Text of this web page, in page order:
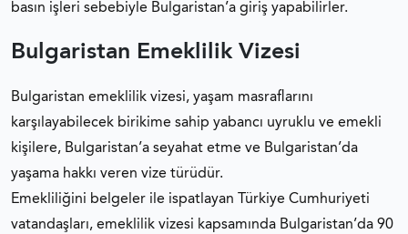
basın işleri sebebiyle Bulgaristan’a giriş yapabilirler.
Bulgaristan Emeklilik Vizesi
Bulgaristan emeklilik vizesi, yaşam masraflarını
karşılayabilecek birikime sahip yabancı uyruklu ve emekli
kişilere, Bulgaristan’a seyahat etme ve Bulgaristan’da
yaşama hakkı veren vize türüdür.
Emekliliğini belgeler ile ispatlayan Türkiye Cumhuriyeti
vatandaşları, emeklilik vizesi kapsamında Bulgaristan’da 90